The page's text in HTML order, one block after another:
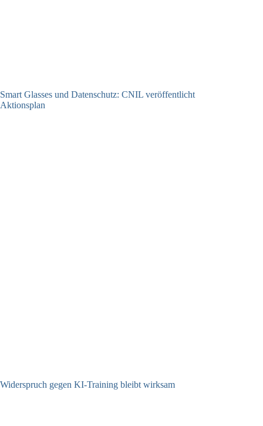
Smart Glasses und Datenschutz: CNIL veröffentlicht
Aktionsplan
Widerspruch gegen KI-Training bleibt wirksam